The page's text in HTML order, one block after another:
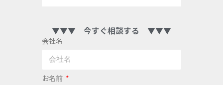
▼▼▼ 今すぐ相談する ▼▼▼
会社名
お名前